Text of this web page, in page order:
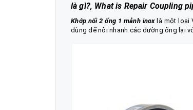
là gì?, What is Repair Coupling
Khớp nối 2 ống 1 mảnh inoxlà một loại
dùng để nối nhanh các đường ống lại